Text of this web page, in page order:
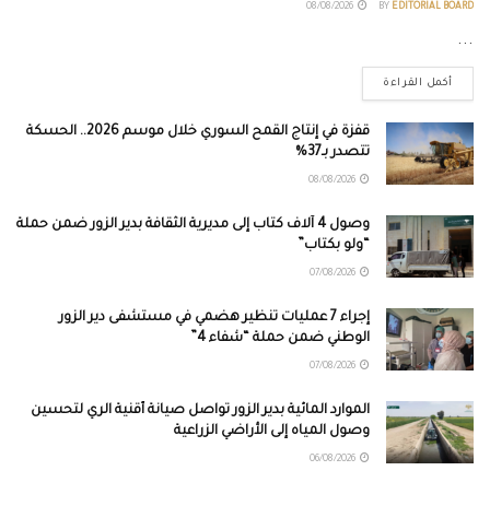
BY EDITORIAL BOARD
...
أكمل القراءة
قفزة في إنتاج القمح السوري خلال موسم 2026.. الحسكة
تتصدر بـ37%
وصول 4 آلاف كتاب إلى مديرية الثقافة بدير الزور ضمن حملة
“ولو بكتاب”
إجراء 7 عمليات تنظير هضمي في مستشفى دير الزور
الوطني ضمن حملة “شفاء 4”
الموارد المائية بدير الزور تواصل صيانة أقنية الري لتحسين
وصول المياه إلى الأراضي الزراعية